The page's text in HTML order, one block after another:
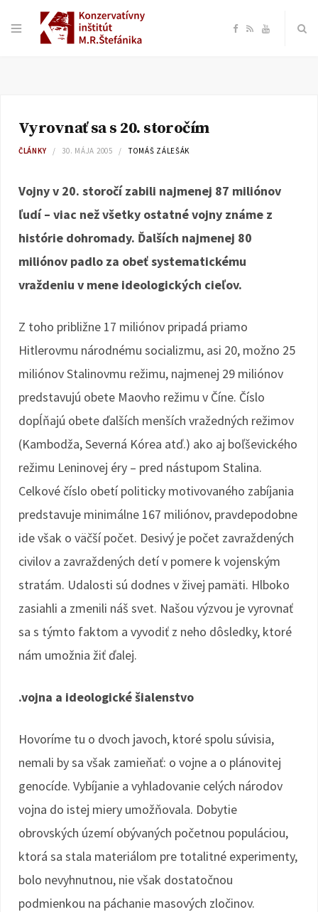
F
o
R Y
Vyrovnať sa s 20. storočím
ČLÁNKY 30. MÁJA 2005 TOMÁŠ ZÁLEŠÁK
Vojny v 20. storočí zabili najmenej 87 miliónov
ľudí – viac než všetky ostatné vojny známe z
histórie dohromady. Ďalších najmenej 80
miliónov padlo za obeť systematickému
vraždeniu v mene ideologických cieľov.
Z toho približne 17 miliónov pripadá priamo
Hitlerovmu národnému socializmu, asi 20, možno 25
miliónov Stalinovmu režimu, najmenej 29 miliónov
predstavujú obete Maovho režimu v Číne. Číslo
dopĺňajú obete ďalších menších vražedných režimov
(Kambodža, Severná Kórea atď.) ako aj boľševického
režimu Leninovej éry – pred nástupom Stalina.
Celkové číslo obetí politicky motivovaného zabíjania
predstavuje minimálne 167 miliónov, pravdepodobne
ide však o väčší počet. Desivý je počet zavraždených
civilov a zavraždených detí v pomere k vojenským
stratám. Udalosti sú dodnes v živej pamäti. Hlboko
zasiahli a zmenili náš svet. Našou výzvou je vyrovnať
sa s týmto faktom a vyvodiť z neho dôsledky, ktoré
nám umožnia žiť ďalej.
.vojna a ideologické šialenstvo
Hovoríme tu o dvoch javoch, ktoré spolu súvisia,
nemali by sa však zamieňať: o vojne a o plánovitej
genocíde. Vybíjanie a vyhladovanie celých národov
vojna do istej miery umožňovala. Dobytie
obrovských území obývaných početnou populáciou,
ktorá sa stala materiálom pre totalitné experimenty,
bolo nevyhnutnou, nie však dostatočnou
podmienkou na páchanie masových zločinov.